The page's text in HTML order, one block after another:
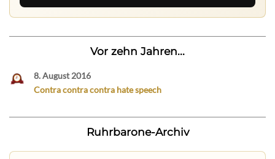
Vor zehn Jahren...
8. August 2016
Contra contra contra hate speech
Ruhrbarone-Archiv